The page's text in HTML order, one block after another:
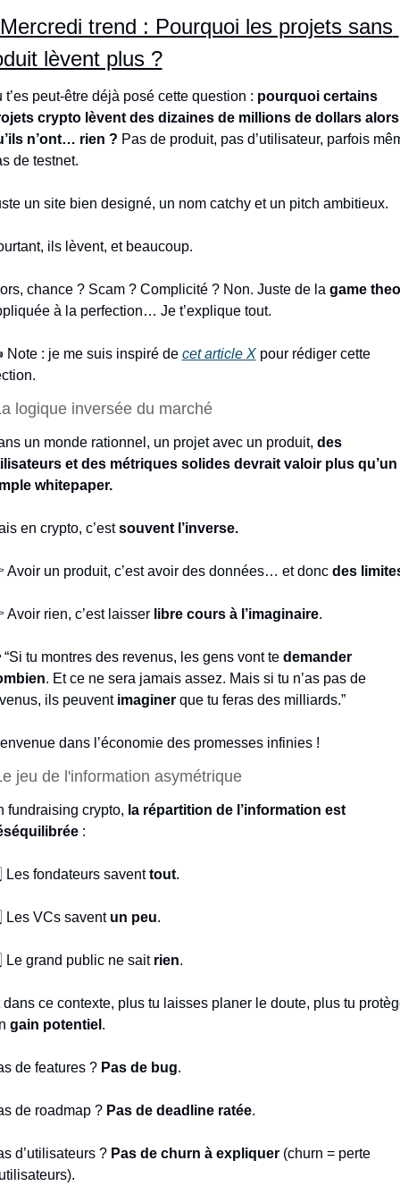
Mercredi trend : Pourquoi les projets sans
lèvent plus ?
t’es peut-être déjà posé cette question : pourquoi certains
crypto lèvent des dizaines de millions de dollars alors
n’ont… rien ? Pas de produit, pas d’utilisateur, parfois
de testnet.
un site bien designé, un nom catchy et un pitch ambitieux.
ils lèvent, et beaucoup.
chance ? Scam ? Complicité ? Non. Juste de la game
à la perfection… Je t’explique tout.
: je me suis inspiré de cet article X pour rédiger cette
logique inversée du marché
un monde rationnel, un projet avec un produit, des
et des métriques solides devrait valoir plus qu’un
whitepaper.
en crypto, c’est souvent l’inverse.
Avoir un produit, c’est avoir des données… et donc des
Avoir rien, c’est laisser libre cours à l’imaginaire.
“Si tu montres des revenus, les gens vont te demander
. Et ce ne sera jamais assez. Mais si tu n’as pas de
ils peuvent imaginer que tu feras des milliards.”
dans l’économie des promesses infinies !
jeu de l'information asymétrique
fundraising crypto, la répartition de l’information est
:
Les fondateurs savent tout.
Les VCs savent un peu.
Le grand public ne sait rien.
dans ce contexte, plus tu laisses planer le doute, plus tu
gain potentiel .
de features ? Pas de bug.
de roadmap ? Pas de deadline ratée.
d’utilisateurs ? Pas de churn à expliquer (churn = perte